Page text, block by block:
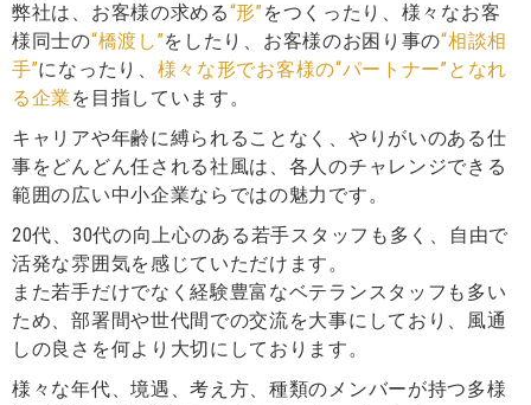
弊社は、お客様の求める“形” をつくったり、様々なお客
様同士の“橋渡し”をしたり、お客様のお困り事の“相談相
手”になったり、 様々な形でお客様の“パートナー”となれ
る企業 を目指しています。
キャリアや年齢に縛られることなく、やりがいのある仕
事をどんどん任される社風は、各人のチャレンジできる
範囲の広い中小企業ならではの魅力です。
20代、30代の向上心のある若手スタッフも多く、自由で
活発な雰囲気を感じていただけます。
また若手だけでなく経験豊富なベテランスタッフも多い
ため、部署間や世代間での交流を大事にしており、風通
しの良さを何より大切にしております。
様々な年代、境遇、考え方、種類のメンバーが持つ多様